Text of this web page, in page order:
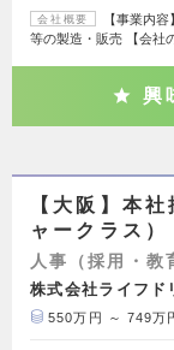
会社概要
【事業内
等の製造・販売 【会社
興
【大阪】本
ャークラス）
人事（採用・教
株式会社ライフド
550万円 ～ 749万